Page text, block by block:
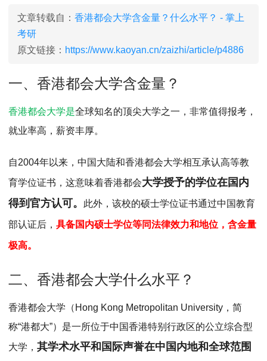
MPA公共管理
院校库
MPAcc会计专硕
院校库 考试报名 招生政策 学制学费
报名流程
考试真题
报考经验
MTA旅游管理
院校库 考试报名 招生政策 学制学费
报名流程
考试真题
报考经验 招生简章
文章转载自： 香港都会大学含金量？什么水平？ - 掌上
考研
原文链接： https://www.kaoyan.cn/zaizhi/article/p4886
一、香港都会大学含金量？
香港都会大学是全球知名的顶尖大学之一，非常值得报考，
就业率高，薪资丰厚。
自2004年以来，中国大陆和香港都会大学相互承认高等教
育学位证书，这意味着香港都会大学授予的学位在国内
得到官方认可。
此外，该校的硕士学位证书通过中国教育
部认证后，具备国内硕士学位等同法律效力和地位，含金量
极高。
二、香港都会大学什么水平？
香港都会大学（Hong Kong Metropolitan University，简
称“港都大”）是一所位于中国香港特别行政区的公立综合型
大学，其学术水平和国际声誉在中国内地和全球范围